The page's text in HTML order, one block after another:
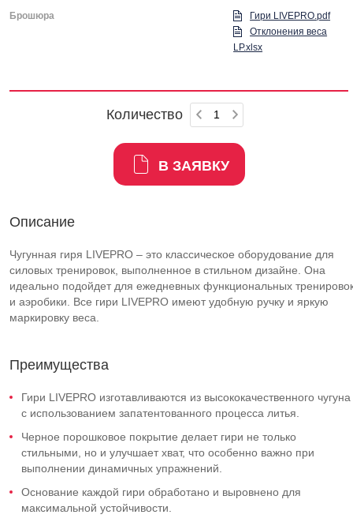
Брошюра
Гири LIVEPRO.pdf
Отклонения веса
LP.xlsx
Количество
В ЗАЯВКУ
Описание
Чугунная гиря LIVEPRO – это классическое оборудование для
силовых тренировок, выполненное в стильном дизайне. Она
идеально подойдет для ежедневных функциональных
и аэробики. Все гири LIVEPRO имеют удобную ручку и яркую
маркировку веса.
Преимущества
Гири LIVEPRO изготавливаются из высококачественного чугуна
с использованием запатентованного процесса литья.
Черное порошковое покрытие делает гири не только
стильными, но и улучшает хват, что особенно важно при
выполнении динамичных упражнений.
Основание каждой гири обработано и выровнено для
максимальной устойчивости.